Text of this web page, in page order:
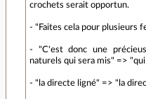
crochets serait opportun.
- "Faites cela pour plusieurs
- "C'est donc une
naturels qui sera mis" =>
- "la directe ligné" => "la